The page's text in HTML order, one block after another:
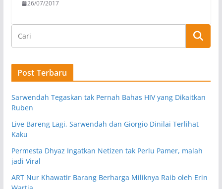
26/07/2017
Post Terbaru
Sarwendah Tegaskan tak Pernah Bahas HIV yang Dikaitkan
Ruben
Live Bareng Lagi, Sarwendah dan Giorgio Dinilai Terlihat
Kaku
Permesta Dhyaz Ingatkan Netizen tak Perlu Pamer, malah
jadi Viral
ART Nur Khawatir Barang Berharga Miliknya Raib oleh Erin